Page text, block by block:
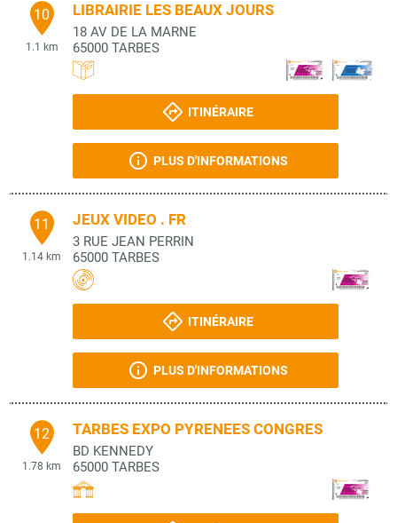
10
1.1 km
LIBRAIRIE LES BEAUX JOURS
18 AV DE LA MARNE
65000 TARBES
ITINÉRAIRE
PLUS D'INFORMATIONS
11
1.14 km
JEUX VIDEO . FR
3 RUE JEAN PERRIN
65000 TARBES
ITINÉRAIRE
PLUS D'INFORMATIONS
12
1.78 km
TARBES EXPO PYRENEES CONGRES
BD KENNEDY
65000 TARBES